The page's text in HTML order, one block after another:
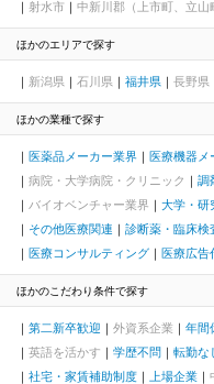
射水市
中新川郡（上市町、立山
ほかのエリアで探す
新潟県 石川県 福井県 長野県
ほかの業種で探す
医薬品メーカー業界 医療機器メ
病院・大学病院・クリニック
調
バイオベンチャー業界
大学・研
その他医療関連
診断薬・臨床検
医療コンサルティング
医療広告
ほかのこだわり条件で探す
第二新卒歓迎 外資系企業 年間
英語を活かす
学歴不問 転勤な
社宅・家賃補助制度
上場企業